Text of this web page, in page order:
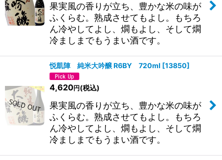
果実風の香りが立ち、豊かな米の味が
ふくらむ。熟成させてもよし。もちろ
ん冷やしてよし、燗もよし、そして燗
冷ましまでもうまい酒です。
悦凱陣 純米大吟醸 R6BY 720ml [13850]
4,620円 (税込)
果実風の香りが立ち、豊かな米の味が
ふくらむ。熟成させてもよし。もちろ
ん冷やしてよし、燗もよし、そして燗
冷ましまでもうまい酒です。